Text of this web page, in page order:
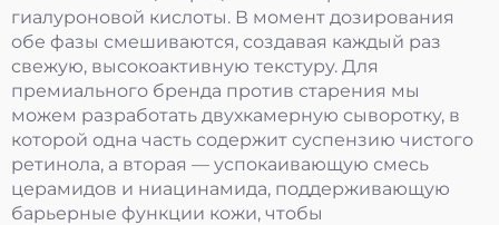
гиалуроновой кислоты. В момент дозирования
обе фазы смешиваются, создавая каждый раз
свежую, высокоактивную текстуру. Для
премиального бренда против старения мы
можем разработать двухкамерную сыворотку, в
которой одна часть содержит суспензию чистого
ретинола, а вторая — успокаивающую смесь
церамидов и ниацинамида, поддерживающую
барьерные функции кожи, чтобы